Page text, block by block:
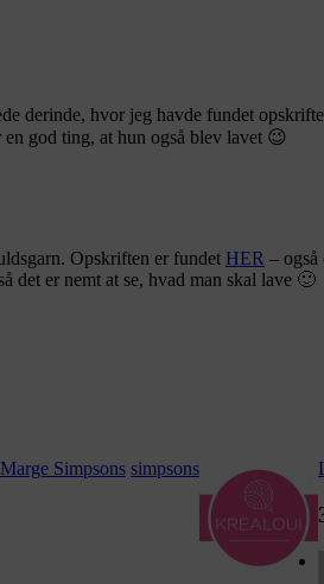
derinde, hvor jeg havde fundet
en god ting, at hun også blev lavet 😉
Opskriften er fundet HER – også
det er nemt at se, hvad man skal lave 🙂
Marge Simpsons simpsons